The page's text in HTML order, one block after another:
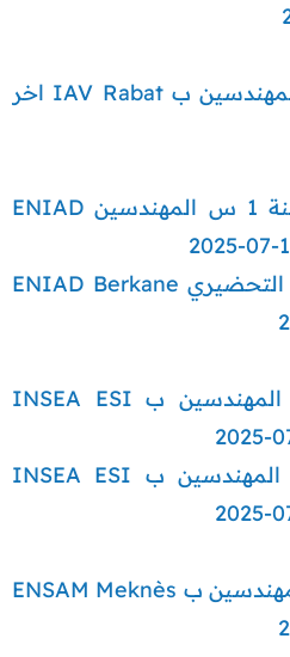
مباراة سنة 1 س. المهندسين ب IAV Rabat اخر
باك+2 : مباراة السنة 1 س المهندسين ENIAD
باك : مباراة السلك التحضيري ENIAD Berkane
مباراة سنة 1 س. المهندسين ب INSEA ESI
مباراة سنة 2 س. المهندسين ب INSEA ESI
مباراة سنة 1 س. المهندسين ب ENSAM Meknès